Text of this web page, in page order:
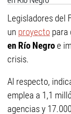
Legisladores del
un proyecto para
en Río Negroe
crisis.
Al respecto,
emplea a 1,1
agencias y